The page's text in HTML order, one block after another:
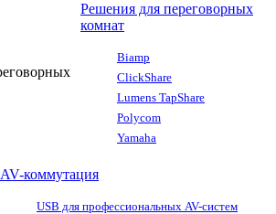
Решения для переговорных
комнат
Biamp
ClickShare
Lumens TapShare
Polycom
Yamaha
AV-коммутация
USB для профессиональных AV-систем